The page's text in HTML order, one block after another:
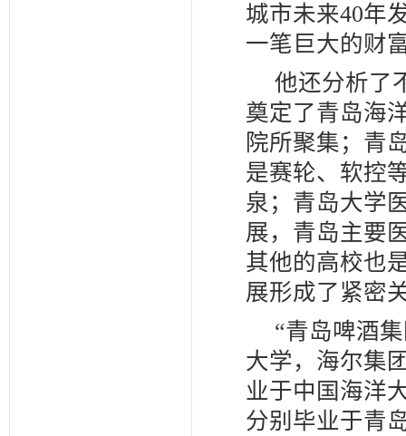
城市未来40年
一笔巨大的财
他还分析了
奠定了青岛海
院所聚集；青
是赛轮、软控
泉；青岛大学
展，青岛主要
其他的高校也
展形成了紧密
“青岛啤酒
大学，海尔集
业于中国海洋
分别毕业于青